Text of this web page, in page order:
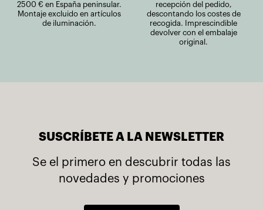
2500 € en España peninsular.
Montaje excluido en artículos
de iluminación.
recepción del pedido,
descontando los costes de
recogida. Imprescindible
devolver con el embalaje
original.
SUSCRÍBETE A LA NEWSLETTER
Se el primero en descubrir todas las
novedades y promociones